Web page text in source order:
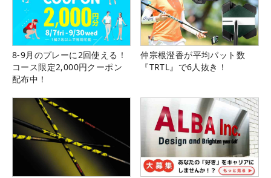
8-9月のプレーに2回使える！
コース限定2,000円クーポン
配布中！
仲宗根澄香が平均パット数
『TRTL』で6人抜き！